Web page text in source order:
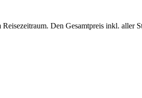
Den Gesamtpreis inkl. aller